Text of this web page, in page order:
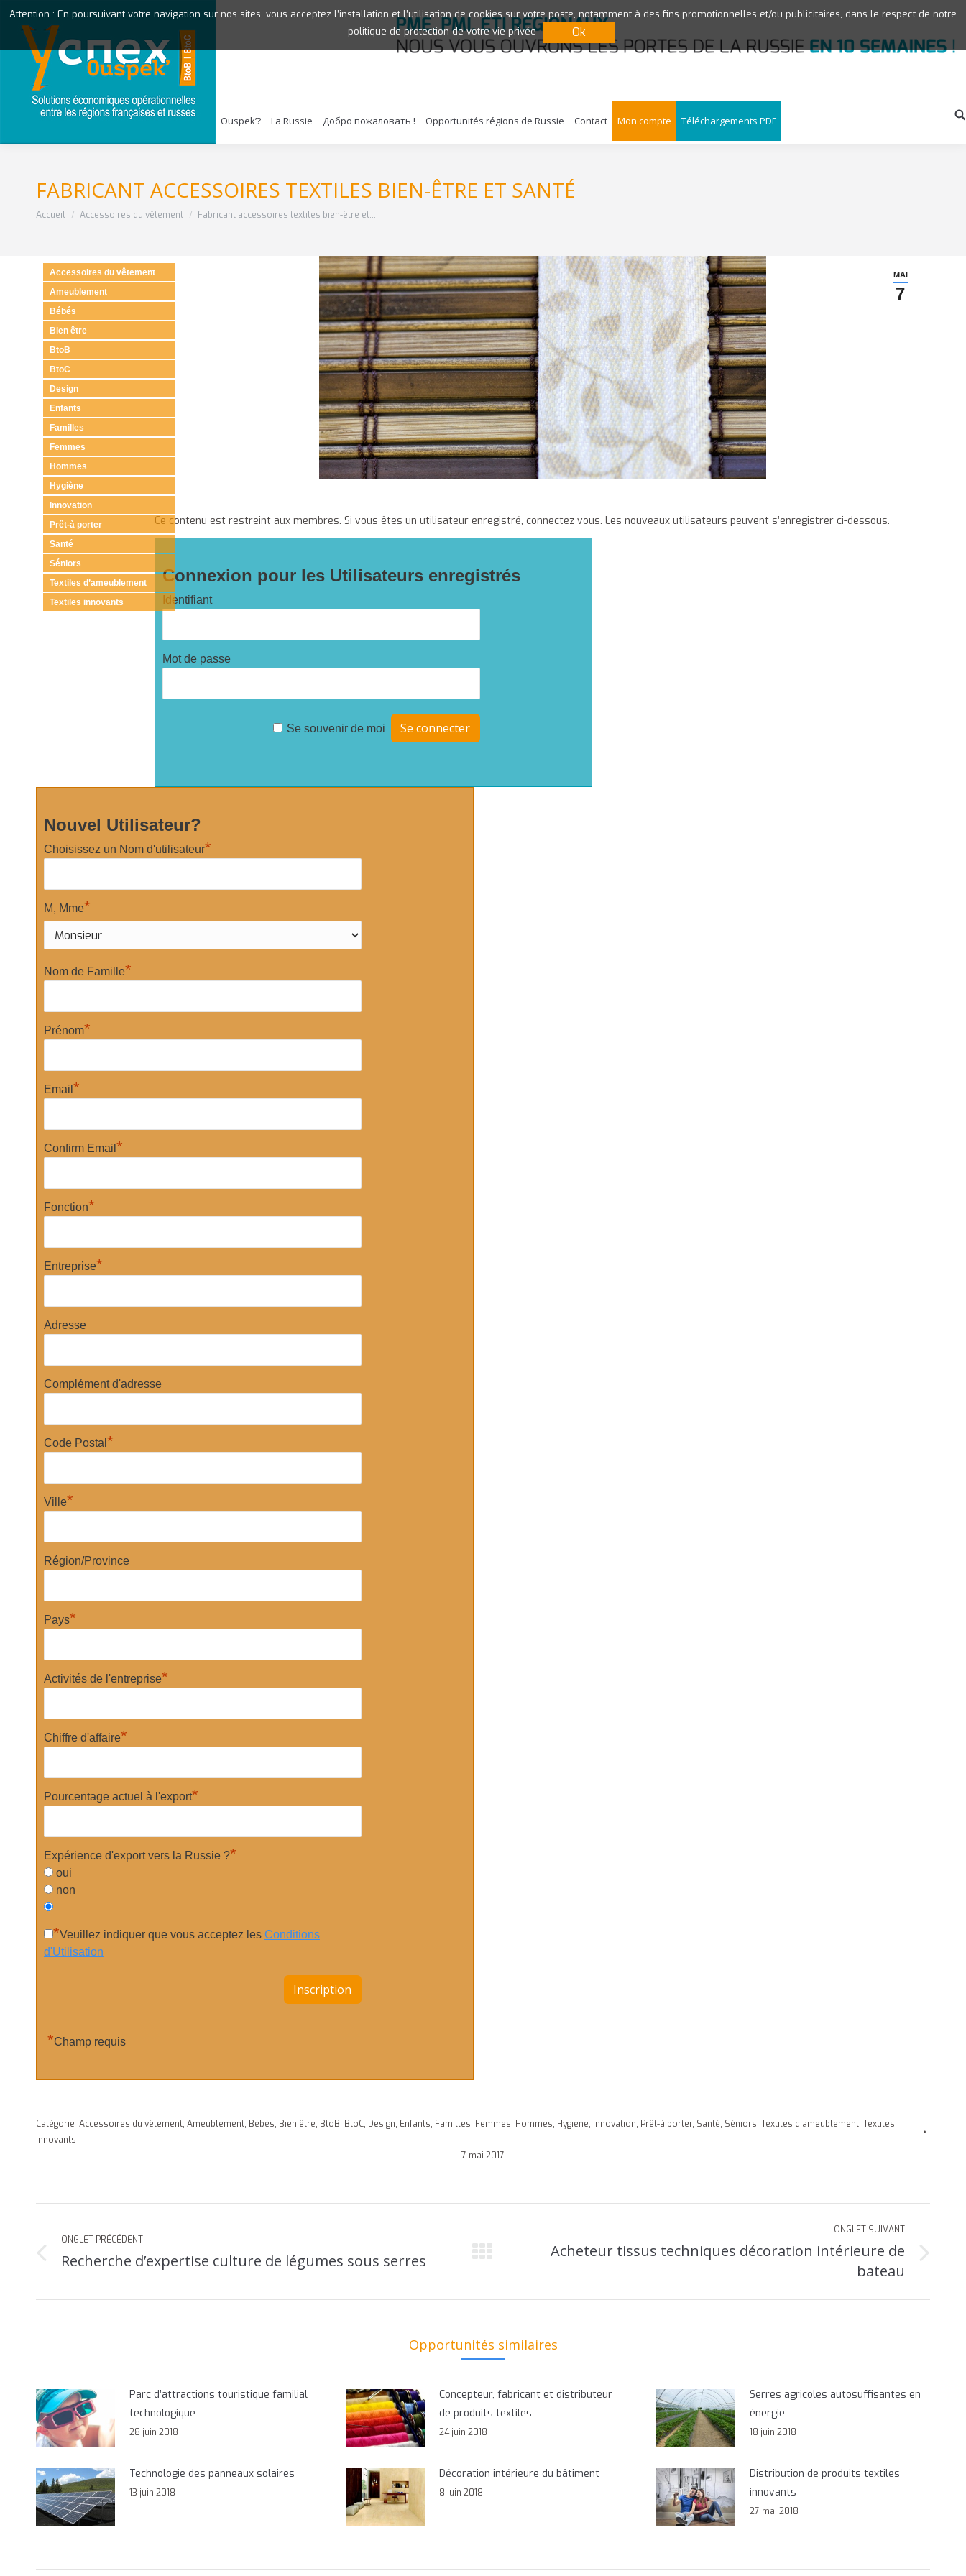
Ouspek’? La Russie Добро пожаловать ! Opportunités régions de Russie Contact Mon compte Téléchargements PDF
FABRICANT ACCESSOIRES TEXTILES BIEN-ÊTRE ET SANTÉ
Vous êtes ici :
Accueil Accessoires du vêtement Fabricant accessoires textiles bien-être et…
MAI
7
Accessoires du vêtement
Ameublement
Bébés
Bien être
BtoB
BtoC
Design
Enfants
Familles
Femmes
Hommes
Hygiène
Innovation
Prêt-à porter
Santé
Séniors
Textiles d’ameublement
Textiles innovants
Ce contenu est restreint aux membres. Si vous êtes un utilisateur enregistré, connectez vous. Les nouveaux utilisateurs peuvent s’enregistrer ci-dessous.
Connexion pour les Utilisateurs enregistrés
Identifiant
Mot de passe
Se souvenir de moi
Nouvel Utilisateur?
Choisissez un Nom d'utilisateur*
M, Mme*
Nom de Famille*
Prénom*
Email *
Confirm Email *
Fonction*
Entreprise*
Adresse
Complément d'adresse
Code Postal *
Ville*
Région/Province
Pays*
Activités de l'entreprise*
Chiffre d'affaire*
Pourcentage actuel à l'export*
Expérience d'export vers la Russie ?*
oui
non
*Veuillez indiquer que vous acceptez les Conditions
d'Utilisation
*Champ requis
Catégorie Accessoires du vêtement, Ameublement, Bébés, Bien être, BtoB, BtoC, Design, Enfants, Familles, Femmes, Hommes, Hygiène, Innovation, Prêt-à porter, Santé, Séniors, Textiles d’ameublement, Textiles
innovants
7 mai 2017
de
commentaire
ONGLET PRÉCÉDENT
Onglet
Recherche d’expertise culture de légumes sous serres
ONGLET SUIVANT
Acheteur tissus techniques décoration intérieure de
bateau
Opportunités similaires
Parc d’attractions touristique familial
technologique
28 juin 2018
Concepteur, fabricant et distributeur
de produits textiles
24 juin 2018
Serres agricoles autosuffisantes en
énergie
18 juin 2018
Technologie des panneaux solaires
13 juin 2018
Décoration intérieure du bâtiment
8 juin 2018
Distribution de produits textiles
innovants
27 mai 2018
Attention : En poursuivant votre navigation sur nos sites, vous acceptez l’installation et l’utilisation de cookies sur votre poste, notamment à des fins promotionnelles et/ou publicitaires, dans le respect de notre
politique de protection de votre vie privée
Ok